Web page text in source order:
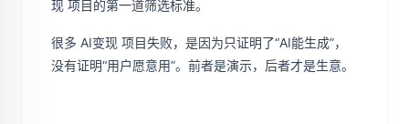
现 项目的第一道筛选标准。
很多 AI变现 项目失败，是因为只证明了“AI能生成”，
没有证明“用户愿意用”。前者是演示，后者才是生意。